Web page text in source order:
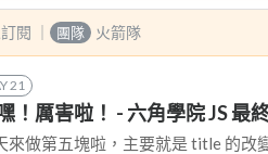
閱 團隊 火箭隊
21
！厲害啦！ - 六角學院 JS 最
來做第五塊啦，主要就是 title 的改